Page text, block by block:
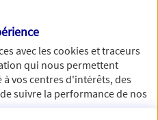
avec lescookies et traceurs
qui nous permettent
vos centres d'intérêts, des
suivre la performance de nos